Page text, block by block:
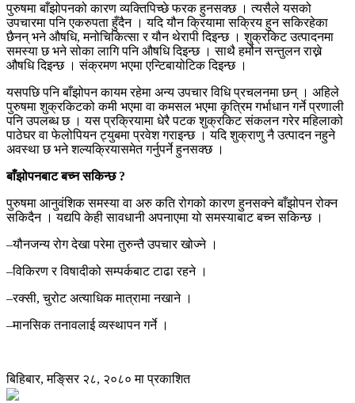
पुरुषमा बाँझोपनको कारण व्यक्तिपिच्छे फरक हुनसक्छ । त्यसैले यसको
उपचारमा पनि एकरुपता हुँदैन । यदि यौन क्रियामा सक्रिय हुन सकिरहेका
छैनन् भने औषधि, मनोचिकित्सा र यौन थेरापी दिइन्छ । शुक्रकिट उत्पादनमा
समस्या छ भने सोका लागि पनि औषधि दिइन्छ । साथै हर्मोन सन्तुलन राख्ने
औषधि दिइन्छ । संक्रमण भएमा एन्टिबायोटिक दिइन्छ ।
यसपछि पनि बाँझोपन कायम रहेमा अन्य उपचार विधि प्रचलनमा छन् । अहिले
पुरुषमा शुक्रकिटको कमी भएमा वा कमसल भएमा कृत्रिम गर्भाधान गर्ने प्रणाली
पनि उपलब्ध छ । यस प्रक्रियामा धेरै पटक शुक्रकिट संकलन गरेर महिलाको
पाठेघर वा फेलोपियन ट्युबमा प्रवेश गराइन्छ । यदि शुक्राणु नै उत्पादन नहुने
अवस्था छ भने शल्यक्रियासमेत गर्नुपर्ने हुनसक्छ ।
बाँझोपनबाट बच्न सकिन्छ ?
पुरुषमा आनुवंशिक समस्या वा अरु कति रोगको कारण हुनसक्ने बाँझोपन रोक्न
सकिदैन । यद्यपि केही सावधानी अपनाएमा यो समस्याबाट बच्न सकिन्छ ।
–यौनजन्य रोग देखा परेमा तुरुन्तै उपचार खोज्ने ।
–विकिरण र विषादीको सम्पर्कबाट टाढा रहने ।
–रक्सी, चुरोट अत्याधिक मात्रामा नखाने ।
–मानसिक तनावलाई व्यस्थापन गर्ने ।
बिहिबार, मङि्सर २८, २०८० मा प्रकाशित